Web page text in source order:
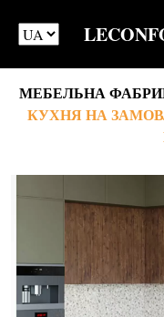
МЕБЕЛЬНА
КУХНЯ НА